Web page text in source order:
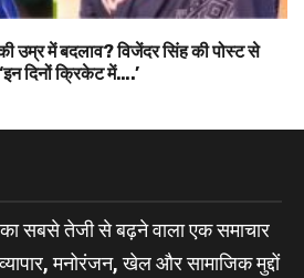
उम्र में बदलाव? विजेंदर सिंह की पोस्ट से
दिनों क्रिकेट में….’
का सबसे तेजी से बढ़ने वाला एक समाचार
मनोरंजन, खेल और सामाजिक मुद्दों